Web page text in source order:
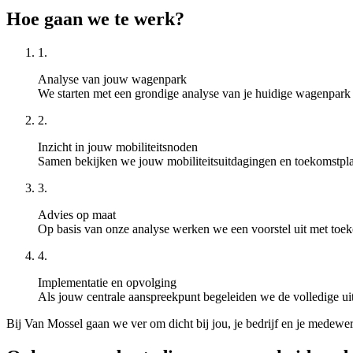
Hoe gaan we te werk?
1.
Analyse van jouw wagenpark​
We starten met een grondige analyse van je huidige
2.
Inzicht in jouw mobiliteitsnoden​
Samen bekijken we jouw mobiliteitsuitdagingen en
3.
Advies op maat​
Op basis van onze analyse werken we een voorstel uit met
4.
Implementatie en opvolging​
Als jouw centrale aanspreekpunt begeleiden we de volledige
Bij Van Mossel gaan we ver om dicht bij jou, je bedrijf en je